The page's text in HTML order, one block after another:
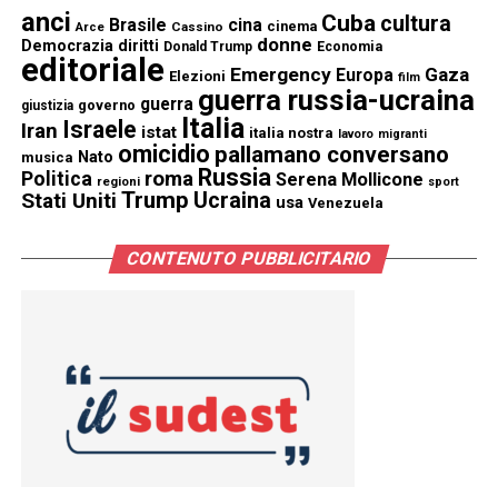
anci Arce Brasile Cassino cina cinema Cuba cultura
Democrazia diritti Donald Trump donne Economia
editoriale Elezioni Emergency Europa film Gaza
giustizia governo guerra guerra russia-ucraina
Iran Israele istat Italia italia nostra lavoro migranti
musica Nato omicidio pallamano conversano
Politica regioni roma Russia Serena Mollicone sport
Stati Uniti Trump Ucraina usa Venezuela
CONTENUTO PUBBLICITARIO